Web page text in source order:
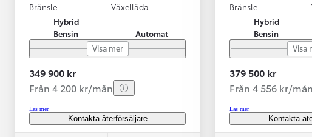
Bränsle
Hybrid
Bensin
Växellåda
Automat
Visa mer
349 900 kr
Från 4 200 kr/mån
Läs mer
Kontakta återförsäljare
Bränsle
Hybrid
Bensin
Visa
379 500 kr
Från 4 556 kr/mån
Läs mer
Kontakta